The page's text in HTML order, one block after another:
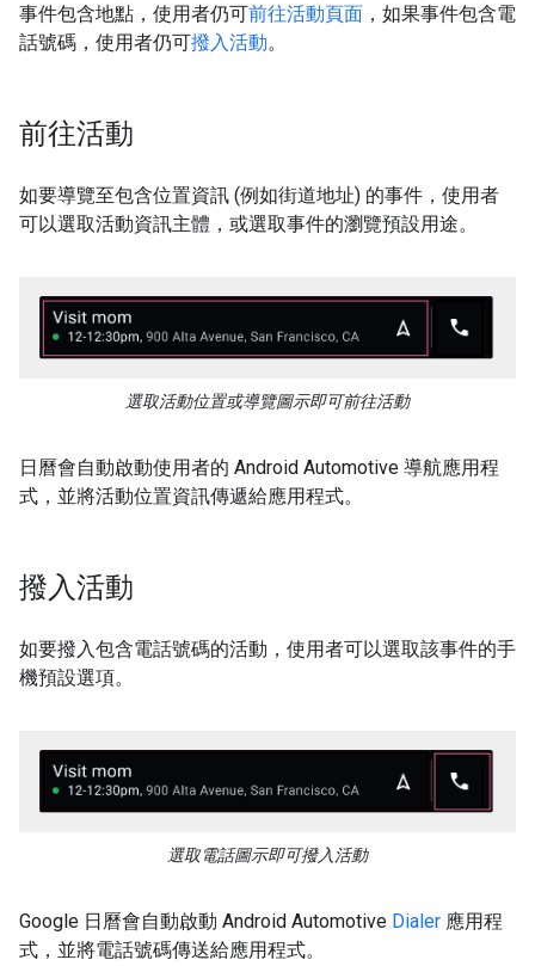
事件包含地點，使用者仍可前往活動頁面 ，如果事件包含電
話號碼，使用者仍可撥入活動。
前往活動
如要導覽至包含位置資訊 (例如街道地址) 的事件，使用者
可以選取活動資訊主體，或選取事件的瀏覽預設用途。
選取活動位置或導覽圖示即可前往活動
日曆會自動啟動使用者的 Android Automotive 導航應用程
式，並將活動位置資訊傳遞給應用程式。
撥入活動
如要撥入包含電話號碼的活動，使用者可以選取該事件的手
機預設選項。
選取電話圖示即可撥入活動
Google 日曆會自動啟動 Android Automotive Dialer 應用程
式，並將電話號碼傳送給應用程式。